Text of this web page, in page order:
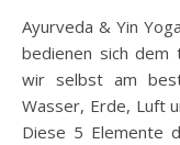
Ayurveda & Yin Yoga passen wunderbar zusammen. Beide
bedienen sich dem
wir selbst am
Wasser, Erde, Luft
Diese 5 Elemente